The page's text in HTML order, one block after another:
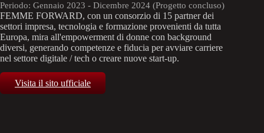
Periodo: Gennaio 2023 - Dicembre 2024 (Progetto concluso)
FEMME FORWARD, con un consorzio di 15 partner dei
settori impresa, tecnologia e formazione provenienti da tutta
Europa, mira all'empowerment di donne con background
diversi, generando competenze e fiducia per avviare carriere
nel settore digitale / tech o creare nuove start-up.
Visita il sito ufficiale